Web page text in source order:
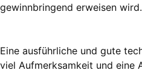
gewinnbringend erweisen wird.
Eine ausführliche und gute
viel Aufmerksamkeit und eine